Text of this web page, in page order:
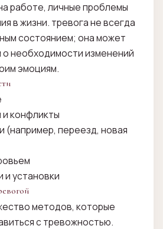
работе, личные проблемы
в жизни. тревога не всегда
состоянием; она может
о необходимости изменений
эмоциям.
конфликты
(например, переезд, новая
и установки
методов, которые
с тревожностью.